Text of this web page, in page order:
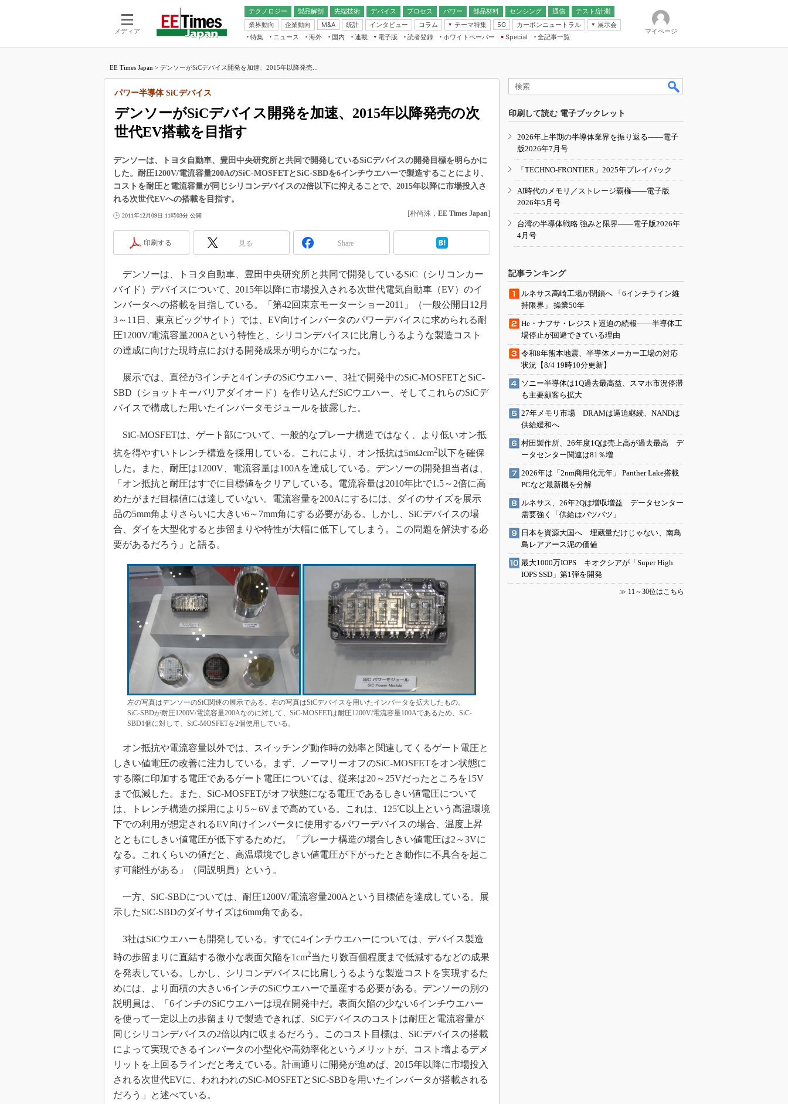
メディア
テクノロジー 製品解剖
先端技術
電池／エネルギー
デバイス
アナログ
マイコン
プロセス パワー 部品材料 センシング
通信
無線
テスト/計測
業界動向
企業動向 M&A 統計 インタビュー コラム
テーマ特集
フィジカルAI
読者調査（EE Times Research）
電源設計（EDN Japan）
エレクトロニクス入門（EDN
5G カーボンニュートラル
展示会
IoT・エッジコンピューティング
EXPO
TECHNO-FRONTIER
人とくるま展
特集 ニュース 海外 国内
連載
福田昭のデバイス通信
大山聡の業界スコープ
ック
学漂流記
世界を「数字」で回してみよう
で起こること
製品分解で探るアジアの新トレンド
“異端児エンジニア”が仕掛けた社内
改革、執念の180日
JASA発IoT通信
IHSアナリスト「未来展望」
ための新行動論
電子版
電子ブックレット
読者登録 ホワイトペーパー
Special
全記事一覧
マイページ
EE Times Japan > デンソーがSiCデバイス開発を加速、2015年以降発売...
デンソーがSiCデバイス開発を加速、2015年以降発売の次
世代EV搭載を目指す
パワー半導体 SiCデバイス
デンソーは、トヨタ自動車、豊田中央研究所と共同で開発しているSiCデバイスの開発目標を明らかに
した。耐圧1200V/電流容量200AのSiC-MOSFETとSiC-SBDを6インチウエハーで製造することにより、
コストを耐圧と電流容量が同じシリコンデバイスの2倍以下に抑えることで、2015年以降に市場投入さ
れる次世代EVへの搭載を目指す。
2011年12月09日 11時03分 公開 [朴尚洙， EE Times Japan]
印刷する 見る Share
デンソーは、トヨタ自動車、豊田中央研究所と共同で開発しているSiC（シリコンカー
バイド）デバイスについて、2015年以降に市場投入される次世代電気自動車（EV）のイ
ンバータへの搭載を目指している。「第42回東京モーターショー2011」（一般公開日12月
3～11日、東京ビッグサイト）では、EV向けインバータのパワーデバイスに求められる耐
圧1200V/電流容量200Aという特性と、シリコンデバイスに比肩しうるような製造コスト
の達成に向けた現時点における開発成果が明らかになった。
展示では、直径が3インチと4インチのSiCウエハー、3社で開発中のSiC-MOSFETとSiC-
SBD（ショットキーバリアダイオード）を作り込んだSiCウエハー、そしてこれらのSiCデ
バイスで構成した用いたインバータモジュールを披露した。
SiC-MOSFETは、ゲート部について、一般的なプレーナ構造ではなく、より低いオン抵
抗を得やすいトレンチ構造を採用している。これにより、オン抵抗は5mΩcm2 以下を確保
した。また、耐圧は1200V、電流容量は100Aを達成している。デンソーの開発担当者は、
「オン抵抗と耐圧はすでに目標値をクリアしている。電流容量は2010年比で1.5～2倍に高
めたがまだ目標値には達していない。電流容量を200Aにするには、ダイのサイズを展示
品の5mm角よりさらいに大きい6～7mm角にする必要がある。しかし、SiCデバイスの場
合、ダイを大型化すると歩留まりや特性が大幅に低下してしまう。この問題を解決する必
要があるだろう」と語る。
左の写真はデンソーのSiC関連の展示である。右の写真はSiCデバイスを用いたインバータを拡大したもの。
SiC-SBDが耐圧1200V/電流容量200Aなのに対して、SiC-MOSFETは耐圧1200V/電流容量100Aであるため、SiC-
SBD1個に対して、SiC-MOSFETを2個使用している。
オン抵抗や電流容量以外では、スイッチング動作時の効率と関連してくるゲート電圧と
しきい値電圧の改善に注力している。まず、ノーマリーオフのSiC-MOSFETをオン状態に
する際に印加する電圧であるゲート電圧については、従来は20～25Vだったところを15V
まで低減した。また、SiC-MOSFETがオフ状態になる電圧であるしきい値電圧について
は、トレンチ構造の採用により5～6Vまで高めている。これは、125℃以上という高温環境
下での利用が想定されるEV向けインバータに使用するパワーデバイスの場合、温度上昇
とともにしきい値電圧が低下するためだ。「プレーナ構造の場合しきい値電圧は2～3Vに
なる。これくらいの値だと、高温環境でしきい値電圧が下がったとき動作に不具合を起こ
す可能性がある」（同説明員）という。
一方、SiC-SBDについては、耐圧1200V/電流容量200Aという目標値を達成している。展
示したSiC-SBDのダイサイズは6mm角である。
3社はSiCウエハーも開発している。すでに4インチウエハーについては、デバイス製造
時の歩留まりに直結する微小な表面欠陥を1cm2当たり数百個程度まで低減するなどの成果
を発表している。しかし、シリコンデバイスに比肩しうるような製造コストを実現するた
めには、より面積の大きい6インチのSiCウエハーで量産する必要がある。デンソーの別の
説明員は、「6インチのSiCウエハーは現在開発中だ。表面欠陥の少ない6インチウエハー
を使って一定以上の歩留まりで製造できれば、SiCデバイスのコストは耐圧と電流容量が
同じシリコンデバイスの2倍以内に収まるだろう。このコスト目標は、SiCデバイスの搭載
によって実現できるインバータの小型化や高効率化というメリットが、コスト増よるデメ
リットを上回るラインだと考えている。計画通りに開発が進めば、2015年以降に市場投入
される次世代EVに、われわれのSiC-MOSFETとSiC-SBDを用いたインバータが搭載される
だろう」と述べている。
印刷して読む 電子ブックレット
2026年上半期の半導体業界を振り返る――電子
版2026年7月号
「TECHNO-FRONTIER」2025年プレイバック
AI時代のメモリ／ストレージ覇権――電子版
2026年5月号
台湾の半導体戦略 強みと限界――電子版2026年
4月号
記事ランキング
ルネサス高崎工場が閉鎖へ 「6インチライン維
持限界」 操業50年
He・ナフサ・レジスト逼迫の続報――半導体工
場停止が回避できている理由
令和8年熊本地震、半導体メーカー工場の対応
状況【8/4 19時10分更新】
ソニー半導体は1Q過去最高益、スマホ市況停滞
も主要顧客ら拡大
27年メモリ市場 DRAMは逼迫継続、NANDは
供給緩和へ
村田製作所、26年度1Qは売上高が過去最高 デ
ータセンター関連は81％増
2026年は「2nm商用化元年」 Panther Lake搭載
PCなど最新機を分解
ルネサス、26年2Qは増収増益 データセンター
需要強く「供給はパツパツ」
日本を資源大国へ 埋蔵量だけじゃない、南鳥
島レアアース泥の価値
最大1000万IOPS キオクシアが「Super High
IOPS SSD」第1弾を開発
≫ 11～30位はこちら